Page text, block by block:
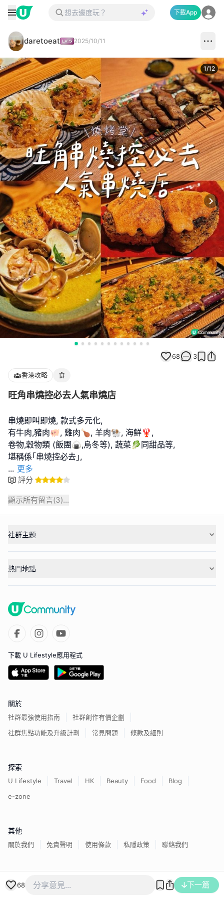
下載App
daretoeat 2025/10/11
1/12
68 3
香港攻略 食
旺角串燒控必去人氣串燒店
串燒即叫即燒, 款式多元化,
有牛肉,豬肉🐖, 雞肉🍗, 羊肉🐏, 海鮮🦞,
卷物,穀物類 (飯團🍙,烏冬等), 蔬菜🥬同甜品等,
... 更多
評分
顯示所有留言(3)...
68 下一篇
社群主題
熱門地點
下載 U Lifestyle應用程式
關於
社群最強使用指南
社群創作有價企劃
社群焦點功能及升級計劃
常見問題 條款及細則
探索
U Lifestyle Travel HK Beauty Food
Blog
e-zone
其他
關於我們 免責聲明 使用條款 私隱政策 聯絡我們
香港經濟日報版權所有©